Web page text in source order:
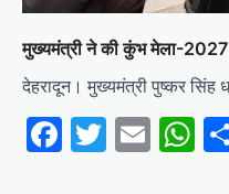
मुख्यमंत्री ने की कुंभ मेला-2027
देहरादून। मुख्यमंत्री पुष्कर सिंह
Facebook
Twitter